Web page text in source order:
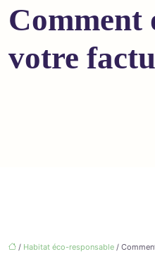
Comment
votre
/ Habitat éco-responsable /